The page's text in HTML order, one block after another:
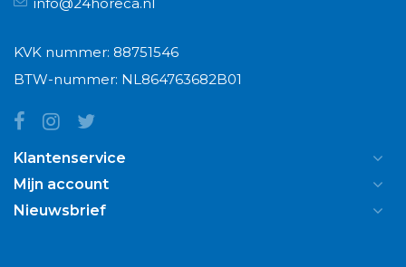
KVK nummer: 88751546
BTW-nummer: NL864763682B01
Klantenservice
Mijn account
Nieuwsbrief